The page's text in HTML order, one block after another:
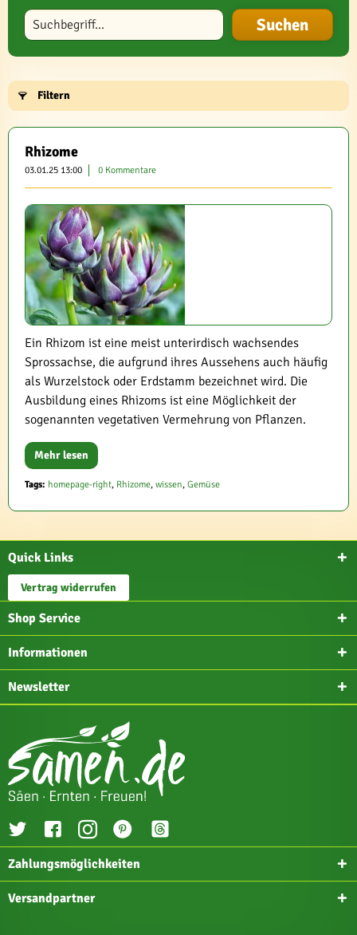
Blog durchsuchen
Filtern
Rhizome
03.01.25 13:00 0 Kommentare
Ein Rhizom ist eine meist unterirdisch wachsendes
Sprossachse, die aufgrund ihres Aussehens auch häufig
als Wurzelstock oder Erdstamm bezeichnet wird. Die
Ausbildung eines Rhizoms ist eine Möglichkeit der
sogenannten vegetativen Vermehrung von Pflanzen.
Mehr lesen
Tags: homepage-right, Rhizome, wissen, Gemüse
Quick Links
Vertrag widerrufen
Shop Service
Informationen
Newsletter
Zahlungsmöglichkeiten
Versandpartner